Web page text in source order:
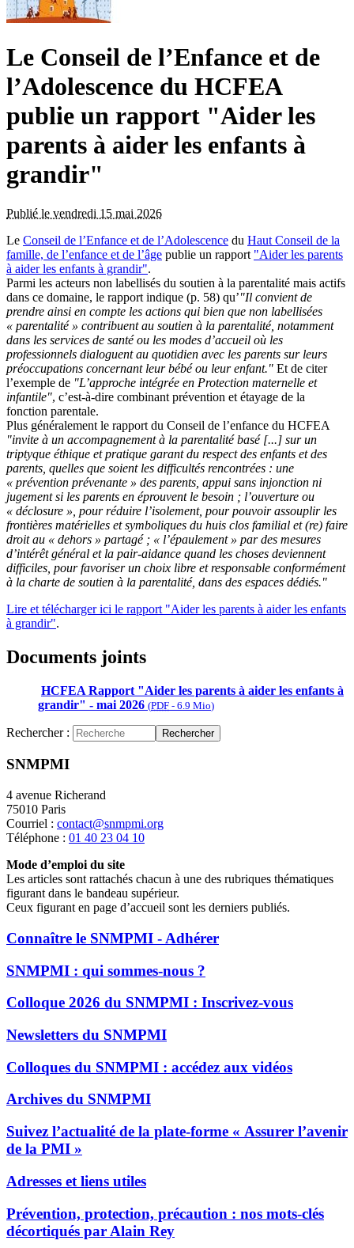
Le Conseil de l’Enfance et de
l’Adolescence du HCFEA
publie un rapport "Aider les
parents à aider les enfants à
grandir"
Publié le vendredi 15 mai 2026
Le Conseil de l’Enfance et de l’Adolescence du Haut Conseil de la
famille, de l’enfance et de l’âge publie un rapport "Aider les parents
à aider les enfants à grandir".
Parmi les acteurs non labellisés du soutien à la parentalité mais actifs
dans ce domaine, le rapport indique (p. 58) qu’"Il convient de
prendre ainsi en compte les actions qui bien que non labellisées
« parentalité » contribuent au soutien à la parentalité, notamment
dans les services de santé ou les modes d’accueil où les
professionnels dialoguent au quotidien avec les parents sur leurs
préoccupations concernant leur bébé ou leur enfant." Et de citer
l’exemple de "L’approche intégrée en Protection maternelle et
infantile", c’est-à-dire combinant prévention et étayage de la
fonction parentale.
Plus généralement le rapport du Conseil de l’enfance du HCFEA
"invite à un accompagnement à la parentalité basé [...] sur un
triptyque éthique et pratique garant du respect des enfants et des
parents, quelles que soient les difficultés rencontrées : une
« prévention prévenante » des parents, appui sans injonction ni
jugement si les parents en éprouvent le besoin ; l’ouverture ou
« déclosure », pour réduire l’isolement, pour pouvoir assouplir les
frontières matérielles et symboliques du huis clos familial et (re) faire
droit au « dehors » partagé ; « l’épaulement » par des mesures
d’intérêt général et la pair-aidance quand les choses deviennent
difficiles, pour favoriser un choix libre et responsable conformément
à la charte de soutien à la parentalité, dans des espaces dédiés."
Lire et télécharger ici le rapport "Aider les parents à aider les enfants
à grandir".
Documents joints
HCFEA Rapport "Aider les parents à aider les enfants à
grandir" - mai 2026 (PDF - 6.9 Mio)
Rechercher : Rechercher
SNMPMI
4 avenue Richerand
75010 Paris
Courriel : contact@snmpmi.org
Téléphone : 01 40 23 04 10
Mode d’emploi du site
Les articles sont rattachés chacun à une des rubriques thématiques
figurant dans le bandeau supérieur.
Ceux figurant en page d’accueil sont les derniers publiés.
Connaître le SNMPMI - Adhérer
SNMPMI : qui sommes-nous ?
Colloque 2026 du SNMPMI : Inscrivez-vous
Newsletters du SNMPMI
Colloques du SNMPMI : accédez aux vidéos
Archives du SNMPMI
Suivez l’actualité de la plate-forme « Assurer l’avenir
de la PMI »
Adresses et liens utiles
Prévention, protection, précaution : nos mots-clés
décortiqués par Alain Rey